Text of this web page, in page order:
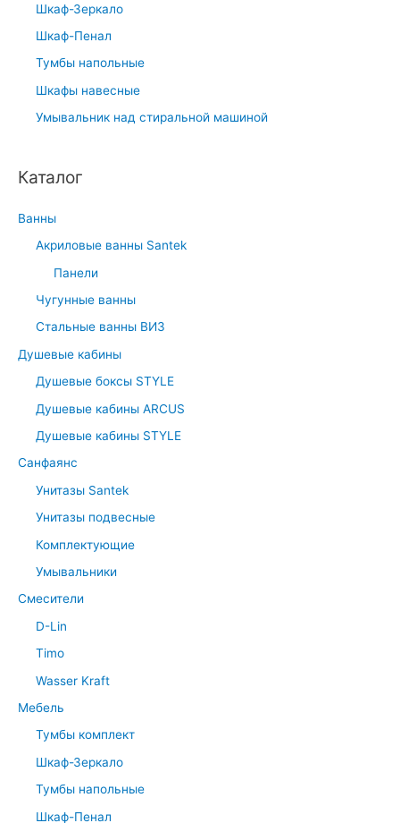
Шкаф-Зеркало
Шкаф-Пенал
Тумбы напольные
Шкафы навесные
Умывальник над стиральной машиной
Каталог
Ванны
Акриловые ванны Santek
Панели
Чугунные ванны
Стальные ванны ВИЗ
Душевые кабины
Душевые боксы STYLE
Душевые кабины ARCUS
Душевые кабины STYLE
Санфаянс
Унитазы Santek
Унитазы подвесные
Комплектующие
Умывальники
Смесители
D-Lin
Timo
Wasser Kraft
Мебель
Тумбы комплект
Шкаф-Зеркало
Тумбы напольные
Шкаф-Пенал